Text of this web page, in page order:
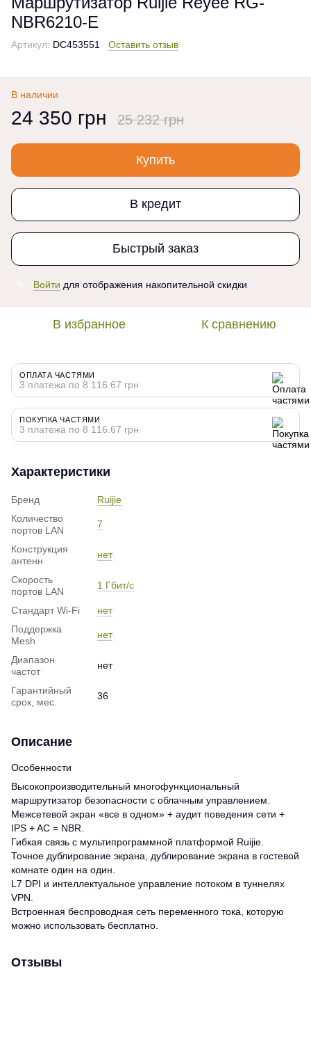
NBR6210-E
Артикул: DC453551 Оставить отзыв
В наличии
24 350 грн 25 232 грн
Купить
В кредит
Быстрый заказ
Войти для отображения накопительной скидки
В избранное К сравнению
ОПЛАТА ЧАСТЯМИ
3 платежа по 8 116.67 грн
ПОКУПКА ЧАСТЯМИ
3 платежа по 8 116.67 грн
Характеристики
Бренд
Ruijie
Количество
портов LAN
7
Конструкция
антенн
нет
Скорость
портов LAN
1 Гбит/с
Стандарт Wi-Fi
нет
Поддержка
Mesh
нет
Диапазон
частот
нет
Гарантийный
срок, мес.
36
Описание
Особенности
Высокопроизводительный многофункциональный
маршрутизатор безопасности с облачным управлением.
Межсетевой экран «все в одном» + аудит поведения сети +
IPS + AC = NBR.
Гибкая связь с мультипрограммной платформой Ruijie.
Точное дублирование экрана, дублирование экрана в гостевой
комнате один на один.
L7 DPI и интеллектуальное управление потоком в туннелях
VPN.
Встроенная беспроводная сеть переменного тока, которую
можно использовать бесплатно.
Отзывы